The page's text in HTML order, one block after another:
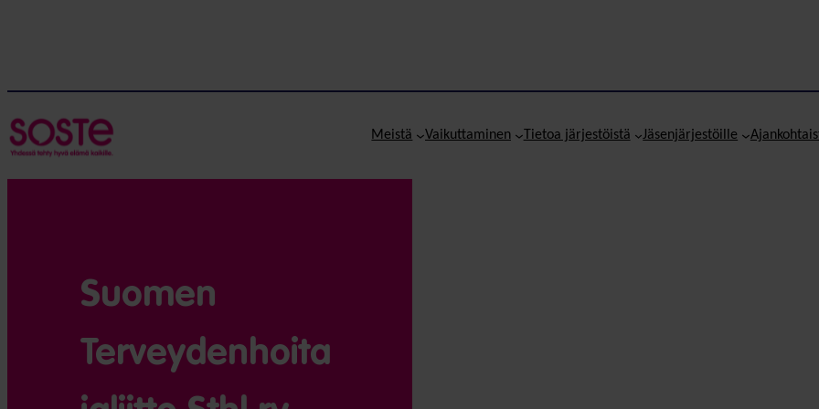
Meistä Vaikuttaminen Tietoa järjestöistä Jäsenjärjestöille
Suomen
Terveydenhoita